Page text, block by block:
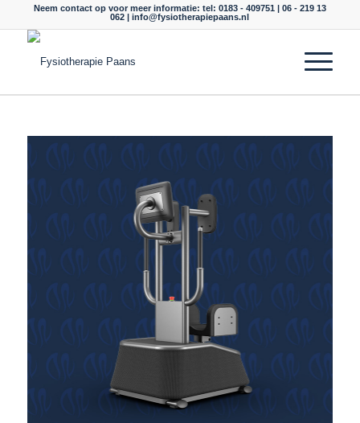
Neem contact op voor meer informatie: tel: 0183 - 409751 | 06 - 219 13
062 |info@fysiotherapiepaans.nl